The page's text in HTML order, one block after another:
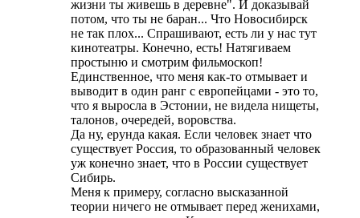
жизни ты живешь в деревне". И доказывай
потом, что ты не баран... Что Новосибирск
не так плох... Спрашивают, есть ли у нас тут
кинотеатры. Конечно, есть! Натягиваем
простыню и смотрим фильмоскоп!
Единственное, что меня как-то отмывает и
выводит в один ранг с европейцами - это то,
что я выросла в Эстонии, не видела нищеты,
талонов, очередей, воровства.
Да ну, ерунда какая. Если человек знает что
существует Россия, то образованный человек
уж конечно знает, что в России существует
Сибирь.
Меня к примеру, согласно высказанной
теории ничего не отмывает перед женихами,